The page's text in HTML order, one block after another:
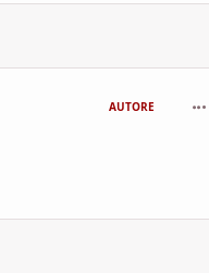
AUTORE